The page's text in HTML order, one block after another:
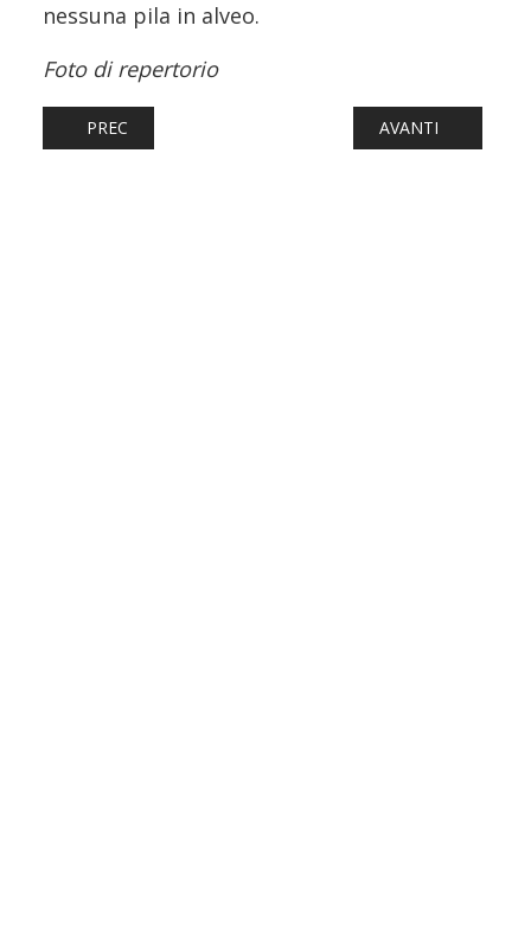
nessuna pila in alveo.
Foto di repertorio
ARTICOLO PRECEDENTE: FERROVIE: CIRCOLAZIONE IN
PREC ARTICOLO
AVANTI